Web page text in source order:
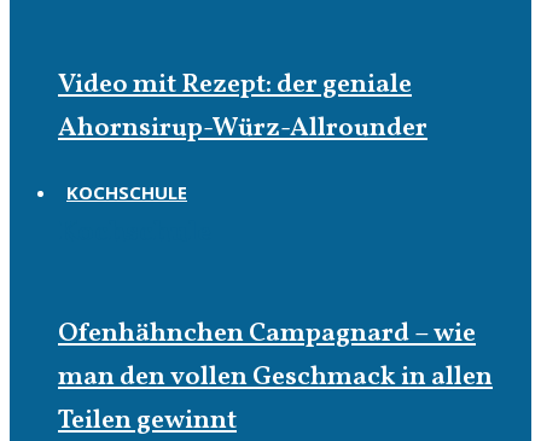
Video mit Rezept: der geniale
Ahornsirup-Würz-Allrounder
KOCHSCHULE
Ofenhähnchen Campagnard – wie
man den vollen Geschmack in allen
Teilen gewinnt